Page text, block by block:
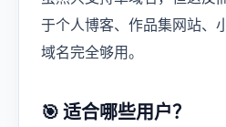
于个人博客、作品集网站、
域名完全够用。
🎯 适合哪些用户？